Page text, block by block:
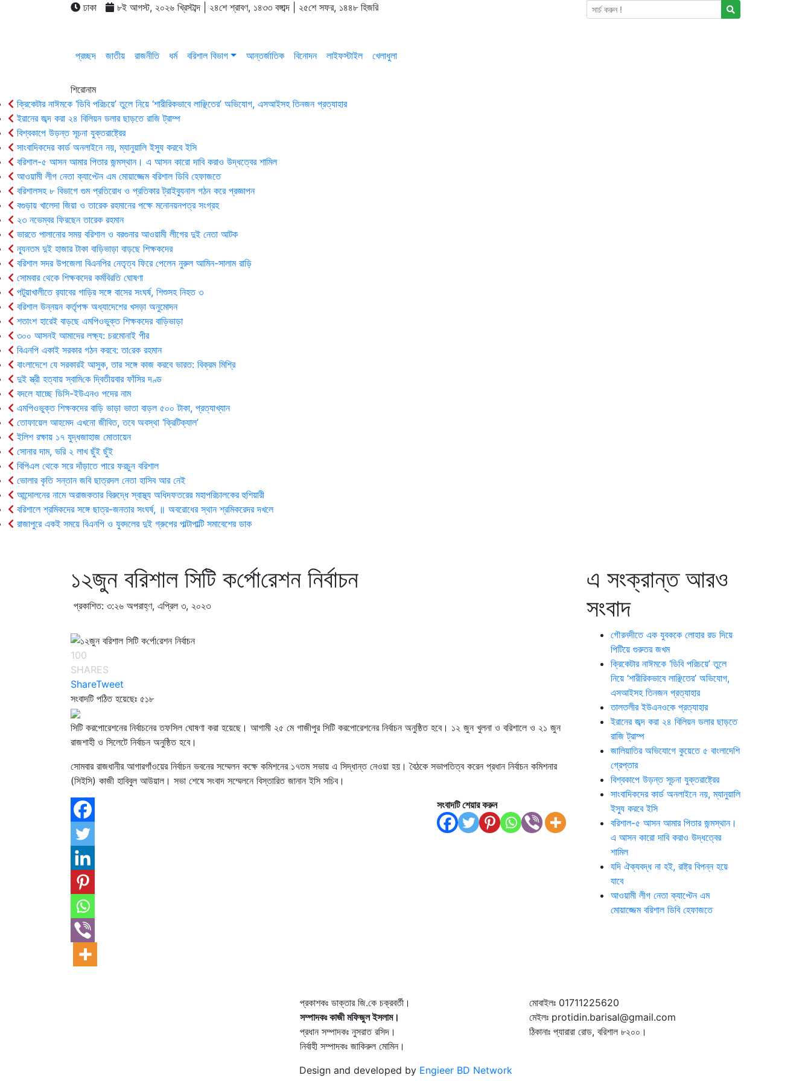
ঢাকা ৮ই আগস্ট, ২০২৬ খ্রিস্টাব্দ | ২৪শে শ্রাবণ, ১৪৩৩ বঙ্গাব্দ | ২৫শে সফর, ১৪৪৮ হিজরি
প্রচ্ছদ জাতীয় রাজনীতি ধর্ম বরিশাল বিভাগ আন্তর্জাতিক বিনোদন লাইফস্টাইল খেলাধুলা
শিরোনাম
ক্রিকেটার নাঈমকে ‘ডিবি পরিচয়ে’ তুলে নিয়ে ‘শারীরিকভাবে লাঞ্ছিতের’ অভিযোগ, এসআইসহ তিনজন প্রত্যাহার
ইরানের জব্দ করা ২৪ বিলিয়ন ডলার ছাড়তে রাজি ট্রাম্প
বিশ্বকাপে উড়ন্ত সূচনা যুক্তরাষ্ট্রের
সাংবাদিকদের কার্ড অনলাইনে নয়, ম্যানুয়ালি ইস্যু করবে ইসি
বরিশাল-৫ আসন আমার পিতার জন্মস্থান। এ আসন কারো দাবি করাও উদ্ধত্বের শামিল
আওয়ামী লীগ নেতা ক্যাপ্টেন এম মোয়াজ্জেম বরিশাল ডিবি হেফাজতে
বরিশালসহ ৮ বিভাগে গুম প্রতিরোধ ও প্রতিকার ট্রাইব্যুনাল গঠন করে প্রজ্ঞাপন
বগুড়ায় খালেদা জিয়া ও তারেক রহমানের পক্ষে মনোনয়নপত্র সংগ্রহ
২৩ নভেম্বর ফিরছেন তারেক রহমান
ভারতে পালানোর সময় ব‌রিশাল ও বরগুনার আওয়ামী লীগের দুই নেতা আটক
ন্যূনতম দুই হাজার টাকা বাড়িভাড়া বাড়ছে শিক্ষকদের
বরিশাল সদর উপজেলা বিএনপির নেতৃত্ব ফিরে পেলেন নুরুল আমিন-সালাম রাড়ি
সোমবার থেকে শিক্ষকদের কর্মবিরতি ঘোষণা
পটুয়াখালীতে র‍্যাবের গাড়ির সঙ্গে বাসের সংঘর্ষ, শিশুসহ নিহত ৩
বরিশাল উন্নয়ন কর্তৃপক্ষ অধ্যাদেশের খসড়া অনুমোদন
শতাংশ হারেই বাড়ছে এমপিওভুক্ত শিক্ষকদের বাড়িভাড়া
৩০০ আসনই আমাদের লক্ষ্য: চরমোনাই পীর
বিএনপি একাই সরকার গঠন করবে: তা‌রেক রহমান
বাংলাদেশে যে সরকারই আসুক, তার সঙ্গে কাজ করবে ভারত: বিক্রম মিশ্রি
দুই স্ত্রী হত্যায় স্বা‌মি‌কে দ্বিতীয়বার ফাঁসির দণ্ড
বদলে যাচ্ছে ডিসি-ইউএনও পদের নাম
এমপিওভুক্ত শিক্ষকদের বাড়ি ভাড়া ভাতা বাড়ল ৫০০ টাকা, প্রত্যাখ্যান
তোফায়েল আহমেদ এখনো জীবিত, তবে অবস্থা ‘ক্রিটিক্যাল’
ইলিশ রক্ষায় ১৭ যুদ্ধজাহাজ মোতায়েন
সোনার দাম, ভরি ২ লাখ ছুঁই ছুঁই
বিপিএল থেকে সরে দাঁড়াতে পারে ফরচুন বরিশাল
ভোলার কৃ‌তি সন্তান জবি ছাত্রদল নেতা হাসিব আর নেই
আন্দোলনের নামে অরাজকতার বিরুদ্ধে স্বাস্থ্য অধিদফতরের মহাপরিচালকের হুশিয়ারী
বরিশালে শ্রমিকদের সঙ্গে ছাত্র-জনতার সংঘর্ষ, ॥ অবরোধের স্থান শ্রমিকরেদর দখলে
রাজাপুরে একই সময়ে বিএনপি ও যুবদলের দুই গ্রুপের পাল্টাপাল্টি সমাবেশের ডাক
১২জুন ব‌রিশাল সি‌টি ক‌র্পো‌রেশন নির্বাচন
প্রকাশিত: ৩:২৬ অপরাহ্ণ, এপ্রিল ৩, ২০২৩
100
SHARES
ShareTweet
সংবাদটি পঠিত হয়েছেঃ ৫১৮
সিটি করপোরেশনের নির্বাচনের তফসিল ঘোষণা করা হয়েছে। আগামী ২৫ মে গাজীপুর সিটি করপোরেশনের নির্বাচন অনুষ্ঠিত হবে। ১২ জুন খুলনা ও বরিশালে ও ২১ জুন
রাজশাহী ও সিলেটে নির্বাচন অনুষ্ঠিত হবে।
সোমবার রাজধানীর আগারগাঁওয়ের নির্বাচন ভবনের সম্মেলন কক্ষে কমিশনের ১৭তম সভায় এ সিদ্ধান্ত নেওয়া হয়। বৈঠকে সভাপতিত্ব করেন প্রধান নির্বাচন কমিশনার
(সিইসি) কাজী হাবিবুল আউয়াল। সভা শেষে সংবাদ সম্মেলনে বিস্তারিত জানান ইসি সচিব।
সংবাদটি শেয়ার করুন
এ সংক্রান্ত আরও
সংবাদ
গৌরনদীতে এক যুবককে লোহার রড দিয়ে
পিটিয়ে গুরুতর জখম
ক্রিকেটার নাঈমকে ‘ডিবি পরিচয়ে’ তুলে
নিয়ে ‘শারীরিকভাবে লাঞ্ছিতের’ অভিযোগ,
এসআইসহ তিনজন প্রত্যাহার
তালতলীর ইউএনওকে প্রত্যাহার
ইরানের জব্দ করা ২৪ বিলিয়ন ডলার ছাড়তে
রাজি ট্রাম্প
জালিয়াতির অভিযোগে কুয়েতে ৫ বাংলাদেশি
গ্রেপ্তার
বিশ্বকাপে উড়ন্ত সূচনা যুক্তরাষ্ট্রের
সাংবাদিকদের কার্ড অনলাইনে নয়, ম্যানুয়ালি
ইস্যু করবে ইসি
বরিশাল-৫ আসন আমার পিতার জন্মস্থান।
এ আসন কারো দাবি করাও উদ্ধত্বের
শামিল
যদি ঐক্যবদ্ধ না হই, রাষ্ট্র বিপন্ন হয়ে
যাবে
আওয়ামী লীগ নেতা ক্যাপ্টেন এম
মোয়াজ্জেম বরিশাল ডিবি হেফাজতে
প্রকাশকঃ ডাক্তার জি.কে চক্রবর্তী।
সম্পাদকঃ কাজী মফিজুল ইসলাম।
প্রধান সম্পাদকঃ নুসরাত রসিদ।
নির্বাহী সম্পাদকঃ জাকিরুল মোমিন।
মোবাইলঃ 01711225620
মেইলঃ protidin.barisal@gmail.com
ঠিকানাঃ প্যারারা রোড, বরিশাল ৮২০০।
Design and developed by Engieer BD Network